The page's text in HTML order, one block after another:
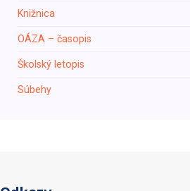
Knižnica
ОÁZA – časopis
Školský letopis
Súbehy